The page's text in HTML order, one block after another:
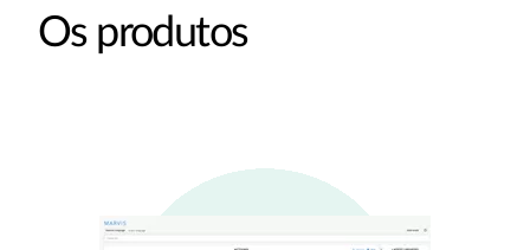
Os produtos